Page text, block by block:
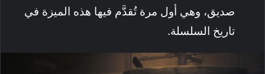
صديق، وهي أول مرة تُقدَّم فيها هذه الميزة في
تاريخ السلسلة.